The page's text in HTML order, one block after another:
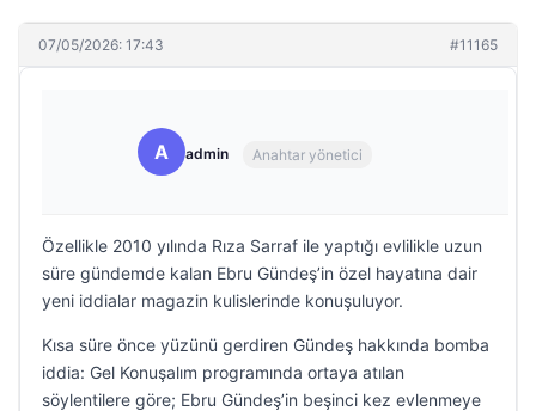
07/05/2026: 17:43 #11165
A admin Anahtar yönetici
Özellikle 2010 yılında Rıza Sarraf ile yaptığı evlilikle uzun
süre gündemde kalan Ebru Gündeş’in özel hayatına dair
yeni iddialar magazin kulislerinde konuşuluyor.
Kısa süre önce yüzünü gerdiren Gündeş hakkında bomba
iddia: Gel Konuşalım programında ortaya atılan
söylentilere göre; Ebru Gündeş’in beşinci kez evlenmeye